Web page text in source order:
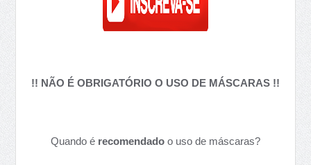
!! NÃO É OBRIGATÓRIO O USO DE MÁSCARAS !!
Quando é recomendado o uso de máscaras?